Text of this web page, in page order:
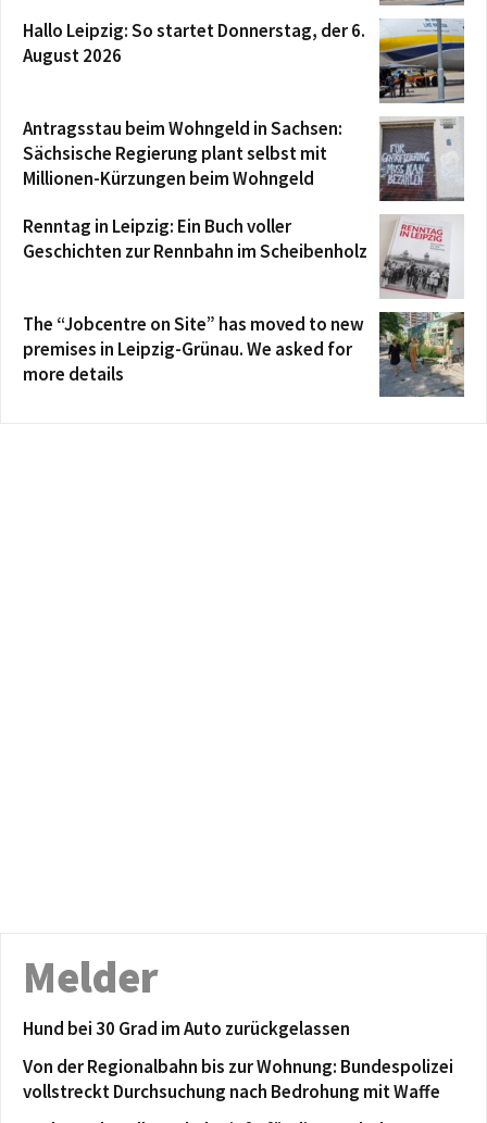
Hallo Leipzig: So startet Donnerstag, der 6.
August 2026
Antragsstau beim Wohngeld in Sachsen:
Sächsische Regierung plant selbst mit
Millionen-Kürzungen beim Wohngeld
Renntag in Leipzig: Ein Buch voller
Geschichten zur Rennbahn im Scheibenholz
The “Jobcentre on Site” has moved to new
premises in Leipzig-Grünau. We asked for
more details
Melder
Hund bei 30 Grad im Auto zurückgelassen
Von der Regionalbahn bis zur Wohnung: Bundespolizei
vollstreckt Durchsuchung nach Bedrohung mit Waffe